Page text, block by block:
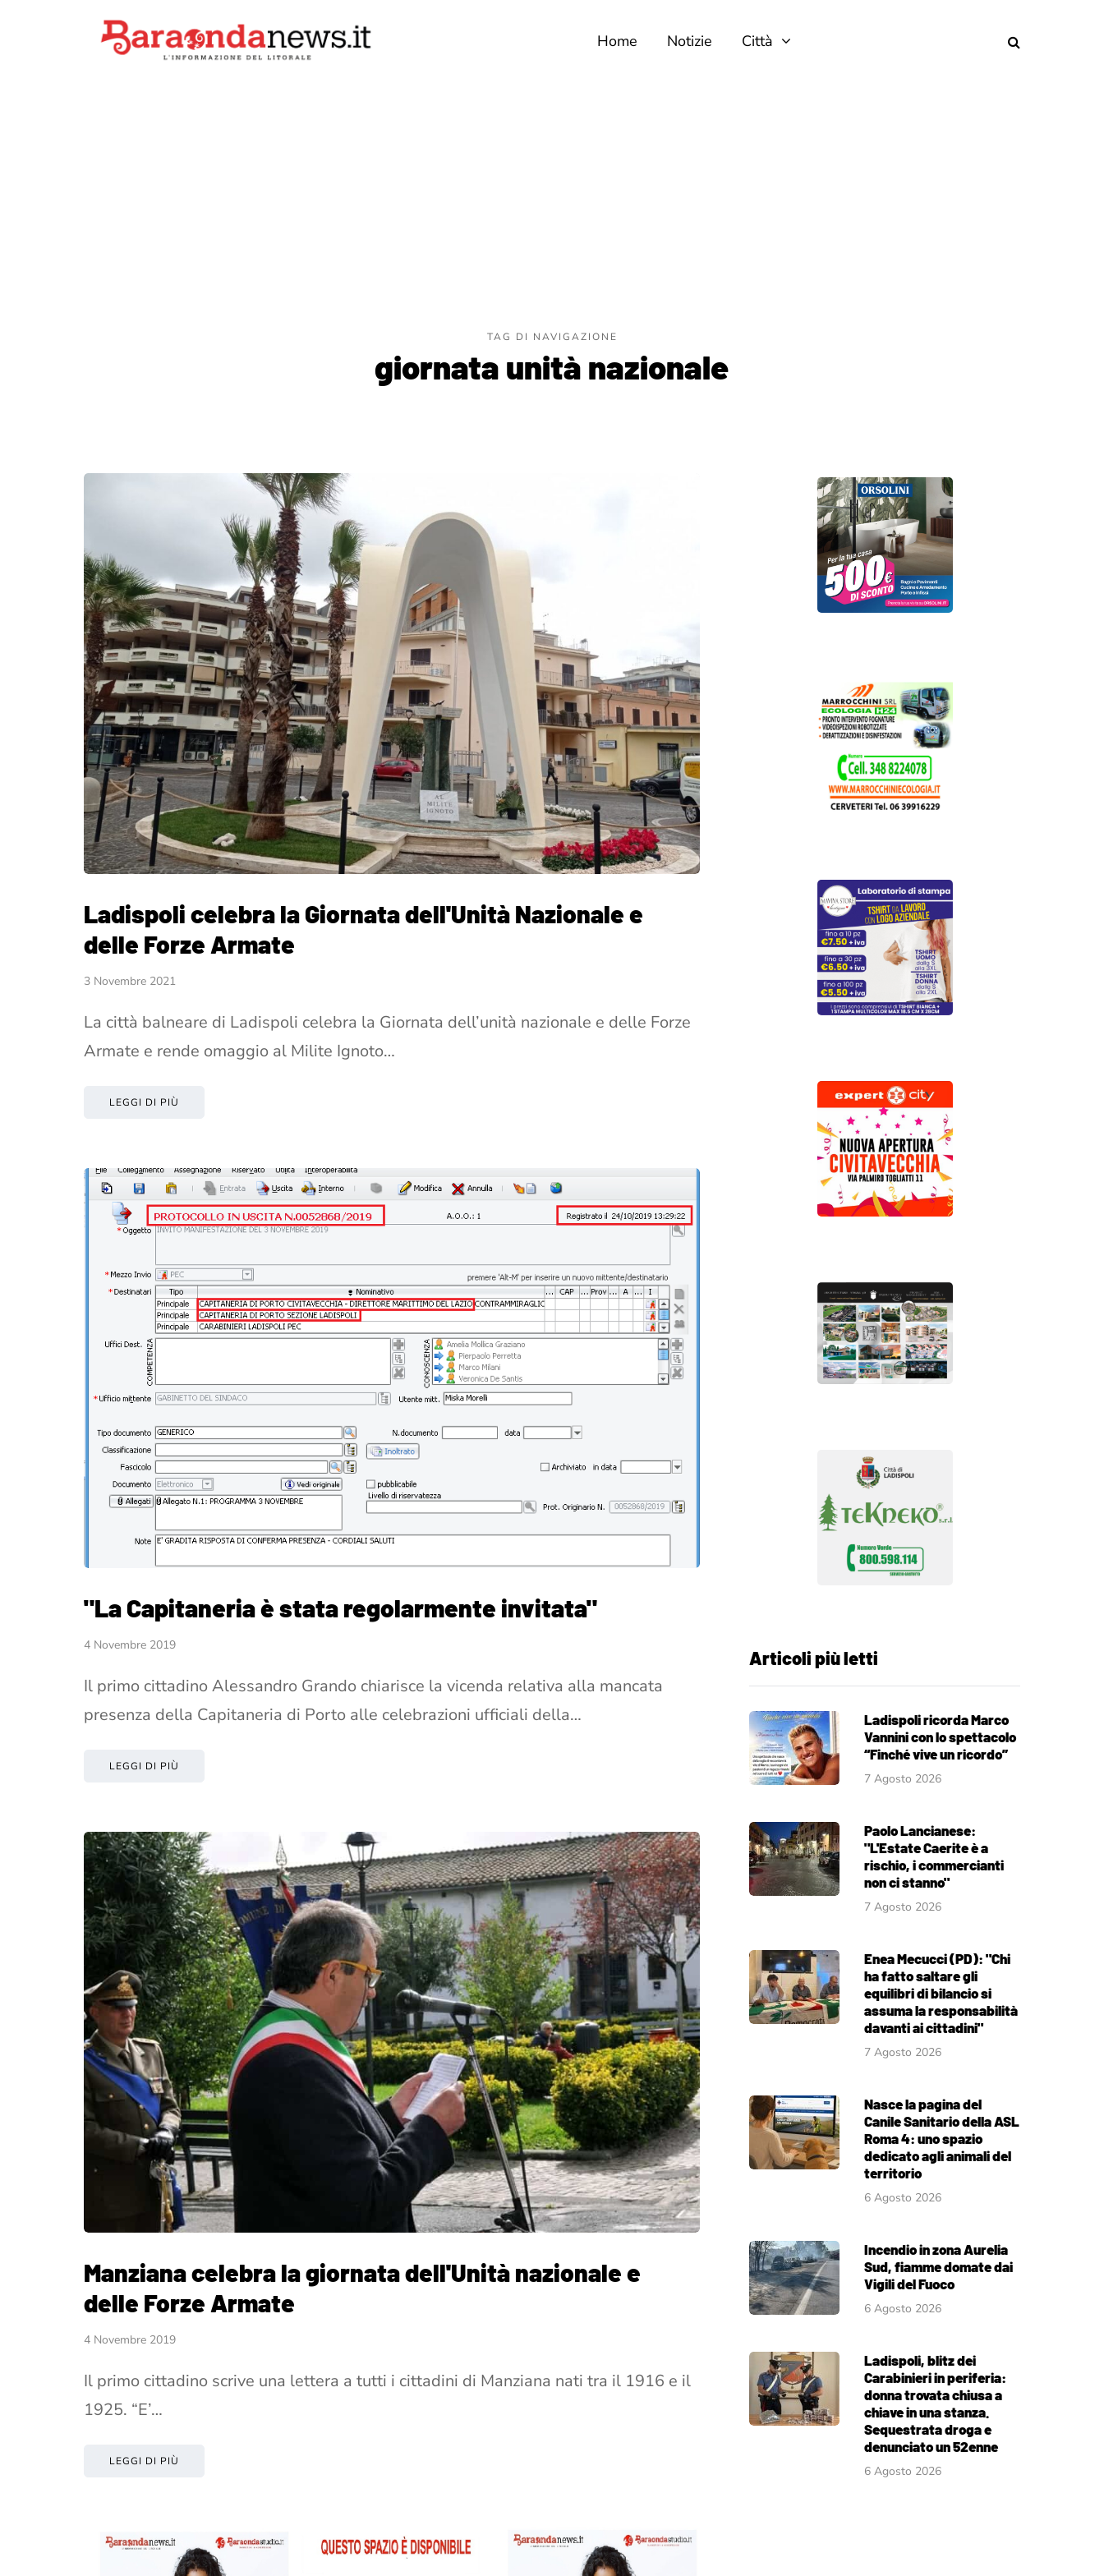
Home Notizie Città
TAG DI NAVIGAZIONE
giornata unità nazionale
Ladispoli celebra la Giornata dell'Unità Nazionale e
delle Forze Armate
3 Novembre 2021
La città balneare di Ladispoli celebra la Giornata dell’unità nazionale e delle Forze
Armate e rende omaggio al Milite Ignoto…
LEGGI DI PIÙ
"La Capitaneria è stata regolarmente invitata"
4 Novembre 2019
Il primo cittadino Alessandro Grando chiarisce la vicenda relativa alla mancata
presenza della Capitaneria di Porto alle celebrazioni ufficiali della…
LEGGI DI PIÙ
Manziana celebra la giornata dell'Unità nazionale e
delle Forze Armate
4 Novembre 2019
Il primo cittadino scrive una lettera a tutti i cittadini di Manziana nati tra il 1916 e il
1925. “E’…
LEGGI DI PIÙ
Articoli più letti
Ladispoli ricorda Marco
Vannini con lo spettacolo
“Finché vive un ricordo”
7 Agosto 2026
Paolo Lancianese:
"L'Estate Caerite è a
rischio, i commercianti
non ci stanno"
7 Agosto 2026
Enea Mecucci (PD): "Chi
ha fatto saltare gli
equilibri di bilancio si
assuma la responsabilità
davanti ai cittadini"
7 Agosto 2026
Nasce la pagina del
Canile Sanitario della ASL
Roma 4: uno spazio
dedicato agli animali del
territorio
6 Agosto 2026
Incendio in zona Aurelia
Sud, fiamme domate dai
Vigili del Fuoco
6 Agosto 2026
Ladispoli, blitz dei
Carabinieri in periferia:
donna trovata chiusa a
chiave in una stanza.
Sequestrata droga e
denunciato un 52enne
6 Agosto 2026